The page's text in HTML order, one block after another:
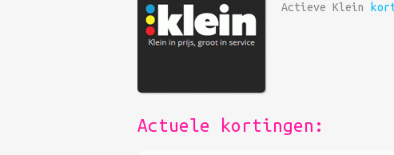
Actieve Klein
Actuele kortingen: